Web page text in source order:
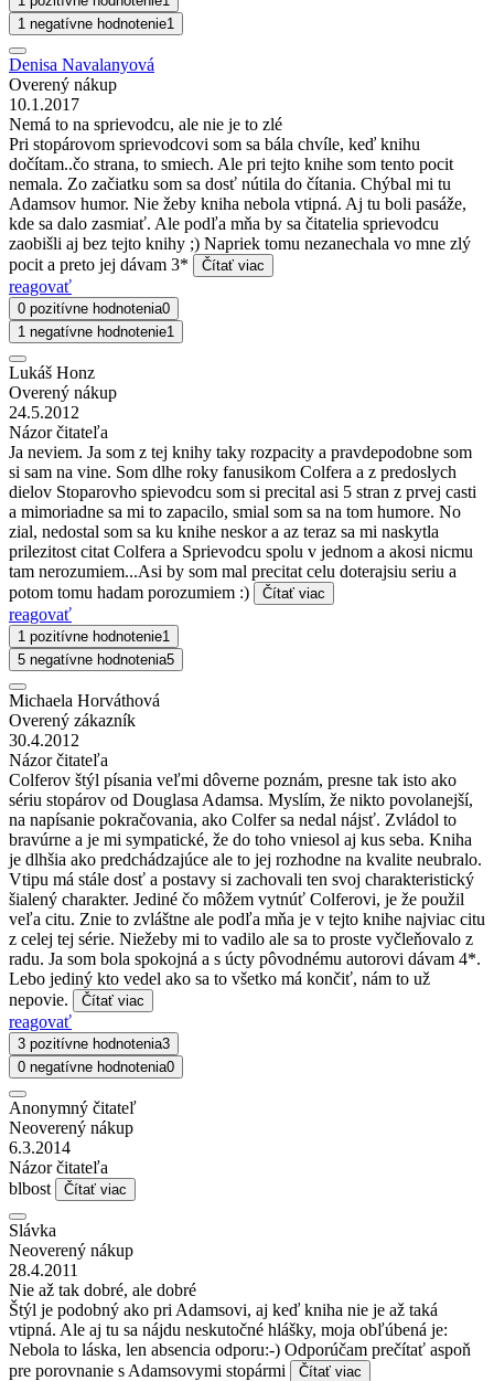
1 negatívne hodnotenie1
Denisa Navalanyová
Overený nákup
10.1.2017
Nemá to na sprievodcu, ale nie je to zlé
Pri stopárovom sprievodcovi som sa bála chvíle, keď knihu
dočítam..čo strana, to smiech. Ale pri tejto knihe som tento pocit
nemala. Zo začiatku som sa dosť nútila do čítania. Chýbal mi tu
Adamsov humor. Nie žeby kniha nebola vtipná. Aj tu boli pasáže,
kde sa dalo zasmiať. Ale podľa mňa by sa čitatelia sprievodcu
zaobišli aj bez tejto knihy ;) Napriek tomu nezanechala vo mne zlý
pocit a preto jej dávam 3*
Čítať viac
reagovať
0 pozitívne hodnotenia0
1 negatívne hodnotenie1
Lukáš Honz
Overený nákup
24.5.2012
Názor čitateľa
Ja neviem. Ja som z tej knihy taky rozpacity a pravdepodobne som
si sam na vine. Som dlhe roky fanusikom Colfera a z predoslych
dielov Stoparovho spievodcu som si precital asi 5 stran z prvej casti
a mimoriadne sa mi to zapacilo, smial som sa na tom humore. No
zial, nedostal som sa ku knihe neskor a az teraz sa mi naskytla
prilezitost citat Colfera a Sprievodcu spolu v jednom a akosi nicmu
tam nerozumiem...Asi by som mal precitat celu doterajsiu seriu a
potom tomu hadam porozumiem :)
Čítať viac
reagovať
1 pozitívne hodnotenie1
5 negatívne hodnotenia5
Michaela Horváthová
Overený zákazník
30.4.2012
Názor čitateľa
Colferov štýl písania veľmi dôverne poznám, presne tak isto ako
sériu stopárov od Douglasa Adamsa. Myslím, že nikto povolanejší,
na napísanie pokračovania, ako Colfer sa nedal nájsť. Zvládol to
bravúrne a je mi sympatické, že do toho vniesol aj kus seba. Kniha
je dlhšia ako predchádzajúce ale to jej rozhodne na kvalite neubralo.
Vtipu má stále dosť a postavy si zachovali ten svoj charakteristický
šialený charakter. Jediné čo môžem vytnúť Colferovi, je že použil
veľa citu. Znie to zvláštne ale podľa mňa je v tejto knihe najviac citu
z celej tej série. Niežeby mi to vadilo ale sa to proste vyčleňovalo z
radu. Ja som bola spokojná a s úcty pôvodnému autorovi dávam 4*.
Lebo jediný kto vedel ako sa to všetko má končiť, nám to už
nepovie.
Čítať viac
reagovať
3 pozitívne hodnotenia3
0 negatívne hodnotenia0
Anonymný čitateľ
Neoverený nákup
6.3.2014
Názor čitateľa
blbost
Čítať viac
Slávka
Neoverený nákup
28.4.2011
Nie až tak dobré, ale dobré
Štýl je podobný ako pri Adamsovi, aj keď kniha nie je až taká
vtipná. Ale aj tu sa nájdu neskutočné hlášky, moja obľúbená je:
Nebola to láska, len absencia odporu:-) Odporúčam prečítať aspoň
pre porovnanie s Adamsovymi stopármi
Čítať viac